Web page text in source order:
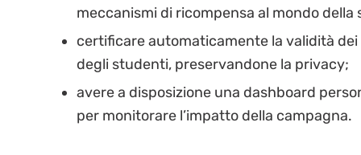
meccanismi di ricompensa al mondo della
certificare automaticamente la validità
degli studenti, preservandone la privacy;
avere a disposizione una dashboard
per monitorare l’impatto della campagna.